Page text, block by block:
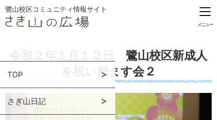
鷺山校区コミュニティ情報サイト
メニュー
TOP
さぎ山日記
令和２年１月１２日 鷺山校区新成人
を祝い励ます会２